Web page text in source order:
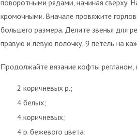
поворотными рядами, начиная сверху.
кромочными. Вначале провяжите
большего размера. Делите звенья для
правую и левую полочку, 9 петель на
Продолжайте вязание кофты
2 коричневых р.;
4 белых;
4 коричневых;
4 р. бежевого цвета;